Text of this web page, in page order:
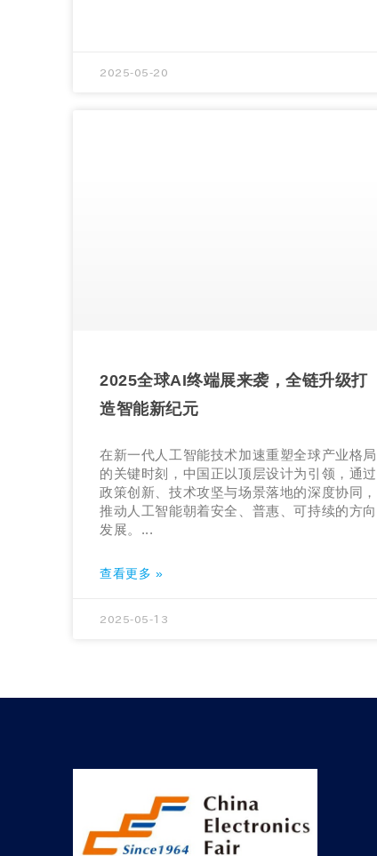
2025-05-20
2025全球AI终端展来袭，全链升级打
造智能新纪元
在新一代人工智能技术加速重塑全球产业格局
的关键时刻，中国正以顶层设计为引领，通过
政策创新、技术攻坚与场景落地的深度协同，
推动人工智能朝着安全、普惠、可持续的方向
发展。...
查看更多 »
2025-05-13